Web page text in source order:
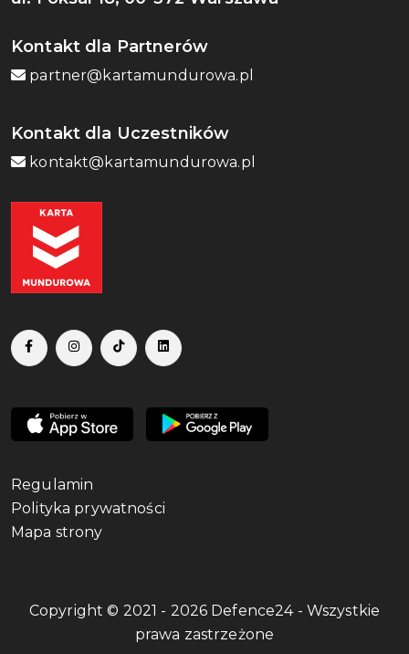
Kontakt dla Partnerów
partner@kartamundurowa.pl
Kontakt dla Uczestników
kontakt@kartamundurowa.pl
Regulamin
Polityka prywatności
Mapa strony
Copyright © 2021 - 2026 Defence24 - Wszystkie
prawa zastrzeżone